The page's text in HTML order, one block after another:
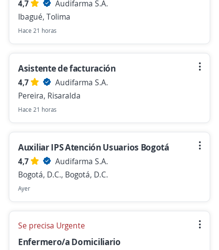
4,7
Audifarma S.A.
Ibagué, Tolima
Hace 21 horas
Asistente de facturación
4,7
Audifarma S.A.
Pereira, Risaralda
Hace 21 horas
Auxiliar IPS Atención Usuarios Bogotá
4,7
Audifarma S.A.
Bogotá, D.C., Bogotá, D.C.
Ayer
Se precisa Urgente
Enfermero/a Domiciliario